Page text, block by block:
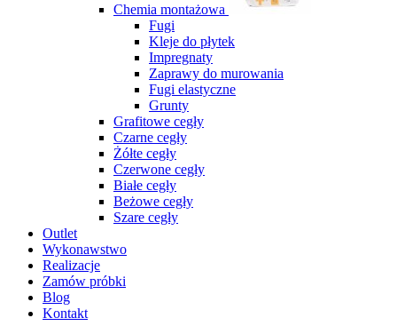
Chemia montażowa
Fugi
Kleje do płytek
Impregnaty
Zaprawy do murowania
Fugi elastyczne
Grunty
Grafitowe cegły
Czarne cegły
Żółte cegły
Czerwone cegły
Białe cegły
Beżowe cegły
Szare cegły
Outlet
Wykonawstwo
Realizacje
Zamów próbki
Blog
Kontakt